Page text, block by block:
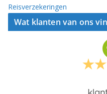
Reisverzekeringen
Wat klanten van ons